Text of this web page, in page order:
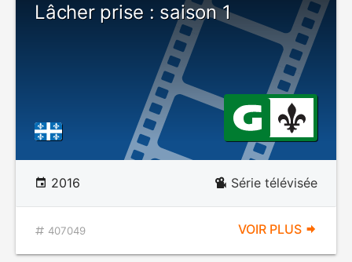
Lâcher prise : saison 1
2016 Série télévisée
407049 VOIR PLUS